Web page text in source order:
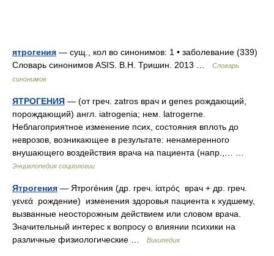
ятрогения — сущ., кол во синонимов: 1 • заболевание (339)
Словарь синонимов ASIS. В.Н. Тришин. 2013 …
Словарь
синонимов
ЯТРОГЕНИЯ — (от греч. zatros врач и genes рождающий,
порождающий) англ. iatrogenia; нем. latrogerne.
Неблагоприятное изменение псих, состояния вплоть до
неврозов, возникающее в результате: ненамеренного
внушающего воздействия врача на пациента (напр.,… …
Энциклопедия социологии
Ятрогения — Ятрогéния (др. греч. ἰατρός врач + др. греч.
γενεά рождение) изменения здоровья пациента к худшему,
вызванные неосторожным действием или словом врача.
Значительный интерес к вопросу о влиянии психики на
различные физиологические …
Википедия